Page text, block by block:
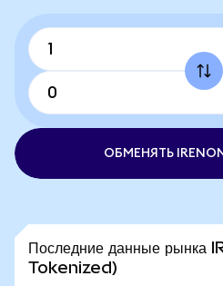
ОБМЕНЯТЬ
Последние данные рынка
Tokenized)